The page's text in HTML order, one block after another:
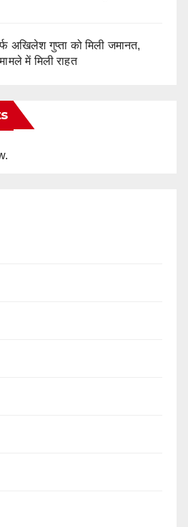
अखिलेश गुप्ता को मिली जमानत,
में मिली राहत